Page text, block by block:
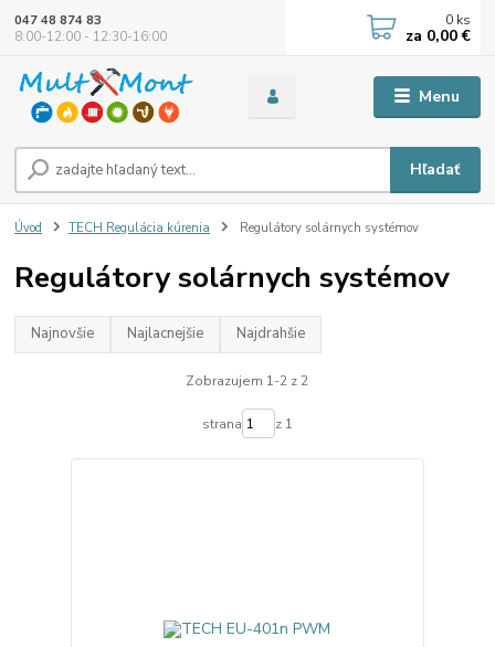
Menu
Hľadať
047 48 874 83
8:00-12:00 - 12:30-16:00
0 ks
za 0,00 €
Úvod TECH Regulácia kúrenia Regulátory solárnych systémov
Regulátory solárnych systémov
Najnovšie Najlacnejšie Najdrahšie
Zobrazujem 1-2 z 2
strana z 1